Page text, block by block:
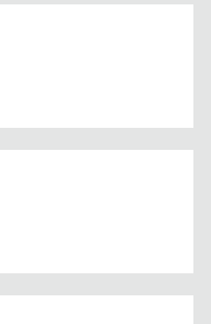
的松饼
咬下全身充满幸福感～